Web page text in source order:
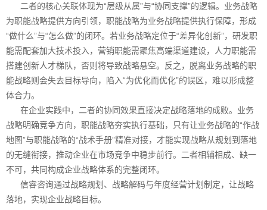
二者的核心关联体现为“层级从属”与“协同支撑”的逻辑。业务战略
为职能战略提供方向引领，职能战略为业务战略提供执行保障，形成
“做什么”与“怎么做”的闭环。若业务战略定位于“差异化创新”，研发职
能需配套加大技术投入，营销职能需聚焦高端渠道建设，人力职能需
搭建创新人才梯队，否则将导致战略悬空。反之，脱离业务战略的职
能战略则会失去目标导向，陷入“为优化而优化”的误区，难以形成整
体合力。
在企业实践中，二者的协同效果直接决定战略落地的成败。业务
战略明确竞争方向，职能战略夯实执行基础，只有让业务战略的“作战
地图”与职能战略的“战术手册”精准对接，才能实现战略从规划到落地
的无缝衔接，推动企业在市场竞争中稳步前行。二者相辅相成、缺一
不可，共同构成企业战略体系的完整闭环。
信睿咨询通过战略规划、战略解码与年度经营计划制定，让战略
落地，实现企业战略目标。